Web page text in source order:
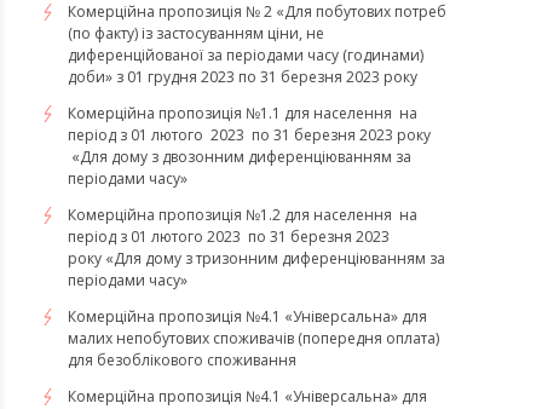
Комерційна пропозиція № 2 «Для побутових потреб
(по факту) із застосуванням ціни, не
диференційованої за періодами часу (годинами)
доби» з 01 грудня 2023 по 31 березня 2023 року
Комерційна пропозиція №1.1 для населення на
період з 01 лютого 2023 по 31 березня 2023 року
«Для дому з двозонним диференціюванням за
періодами часу»
Комерційна пропозиція №1.2 для населення на
період з 01 лютого 2023 по 31 березня 2023
року «Для дому з тризонним диференціюванням за
періодами часу»
​​​​​​​Комерційна пропозиція №4.1 «Універсальна» для
малих непобутових споживачів (попередня оплата)
для безоблікового споживання
Комерційна пропозиція №4.1 «Універсальна» для